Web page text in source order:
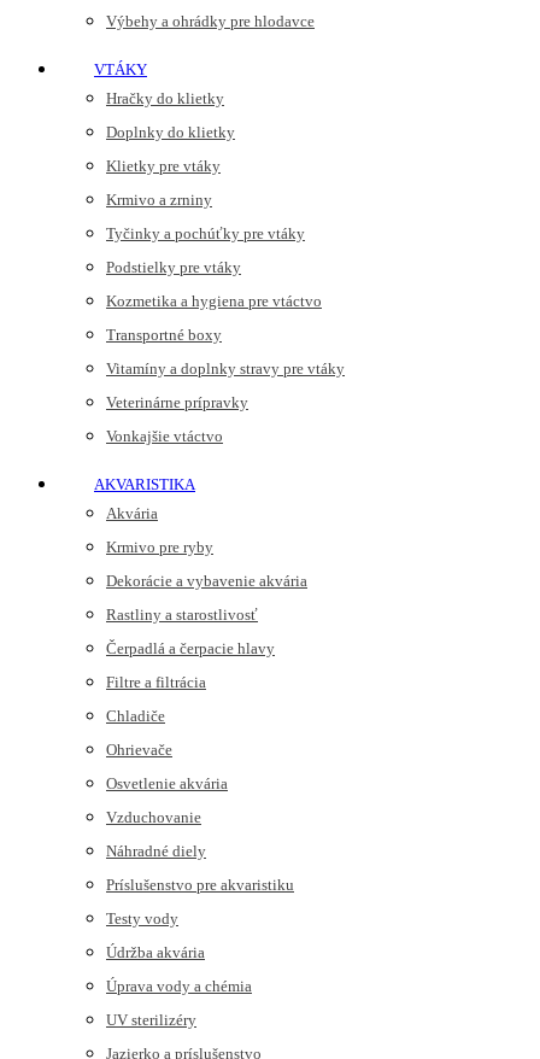
Výbehy a ohrádky pre hlodavce
VTÁKY
Hračky do klietky
Doplnky do klietky
Klietky pre vtáky
Krmivo a zrniny
Tyčinky a pochúťky pre vtáky
Podstielky pre vtáky
Kozmetika a hygiena pre vtáctvo
Transportné boxy
Vitamíny a doplnky stravy pre vtáky
Veterinárne prípravky
Vonkajšie vtáctvo
AKVARISTIKA
Akvária
Krmivo pre ryby
Dekorácie a vybavenie akvária
Rastliny a starostlivosť
Čerpadlá a čerpacie hlavy
Filtre a filtrácia
Chladiče
Ohrievače
Osvetlenie akvária
Vzduchovanie
Náhradné diely
Príslušenstvo pre akvaristiku
Testy vody
Údržba akvária
Úprava vody a chémia
UV sterilizéry
Jazierko a príslušenstvo